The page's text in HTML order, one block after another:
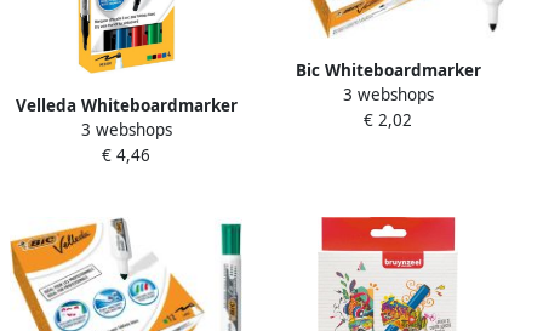
Velleda Whiteboardmarker
Liquid Ink Pocket doos van
4 stuks in geassorteerde
3 webshops
€ 4,46
Bic Whiteboardmarker
Velleda 1711 rond large
zwart
3 webshops
€ 2,02